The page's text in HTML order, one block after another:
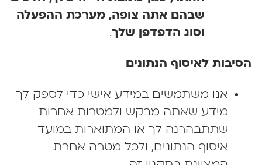
שבהם אתה צופה, מערכת ההפעלה
וסוג הדפדפן שלך.
לאיסוף הנתונים
אנו משתמשים במידע אישי כדי לספק לך
מידע שאתה מבקש ולמטרות אחרות
שתתבהרנה לך או המתוארות במועד
איסוף הנתונים, ולכל מטרה אחרת